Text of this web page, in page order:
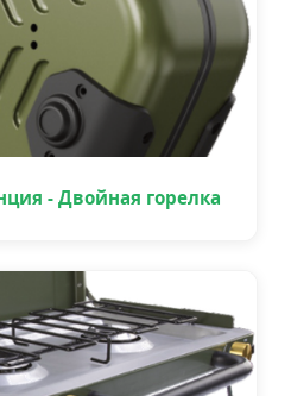
- Двойная горелка